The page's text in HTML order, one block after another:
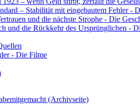
– Stabilität mit eingebautem Fehler -
und die nächste Strophe - Die
und die Rückkehr des Ursprünglichen -
- Die Filme
(Archivseite)